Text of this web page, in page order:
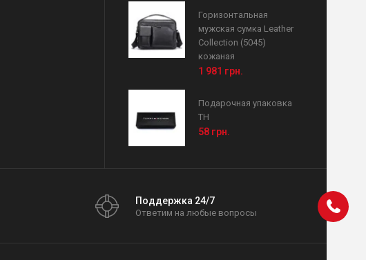
Горизонтальная
мужская сумка Leather
Collection (5045)
кожаная
1 981 грн.
Подарочная упаковка
TH
58 грн.
Поддержка 24/7
Ответим на любые вопросы